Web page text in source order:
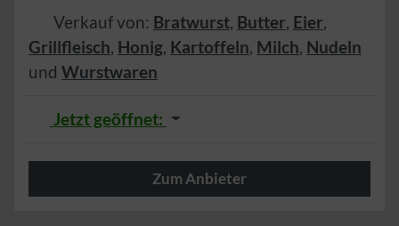
Verkauf von: Bratwurst, Butter, Eier,
Grillfleisch, Honig, Kartoffeln, Milch, Nudeln
und Wurstwaren
Jetzt geöffnet:
Zum Anbieter